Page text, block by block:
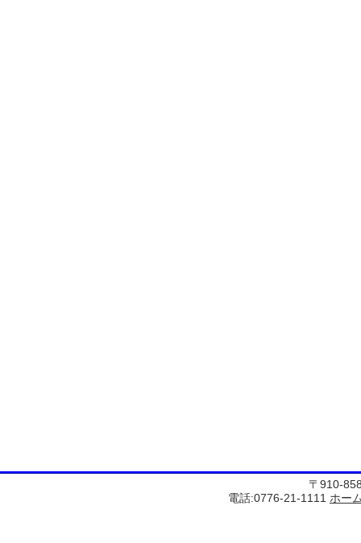
〒910-
電話:0776-21-1111 ホー